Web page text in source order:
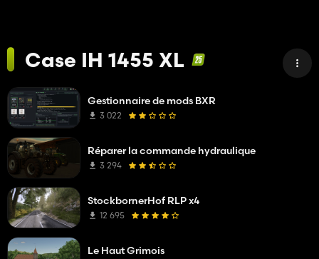
Case IH 1455 XL
Gestionnaire de mods BXR
3 022
Réparer la commande hydraulique
3 294
StockbornerHof RLP x4
12 695
Le Haut Grimois